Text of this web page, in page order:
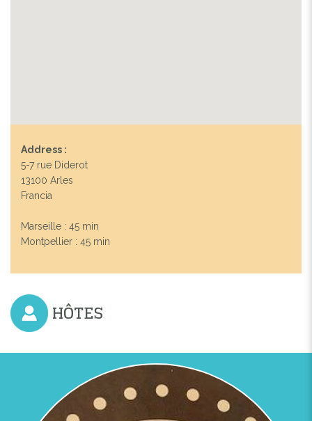
Address :
5-7 rue Diderot
13100 Arles
Francia
Marseille : 45 min
Montpellier : 45 min
HÔTES